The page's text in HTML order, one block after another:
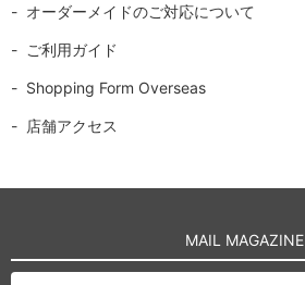
オーダーメイドのご対応について
ご利用ガイド
Shopping Form Overseas
店舗アクセス
MAIL MAGAZINE